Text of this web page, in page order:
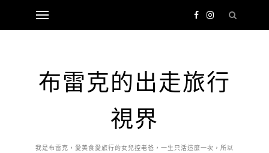
布雷克的出走旅行
視界
我是布雷克，愛美食愛旅行的女兒控老爸，一生只活這麼一次，所以